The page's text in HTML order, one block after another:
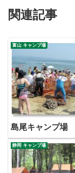
関連記事
富山 キャンプ場
島尾キャンプ場
静岡 キャンプ場